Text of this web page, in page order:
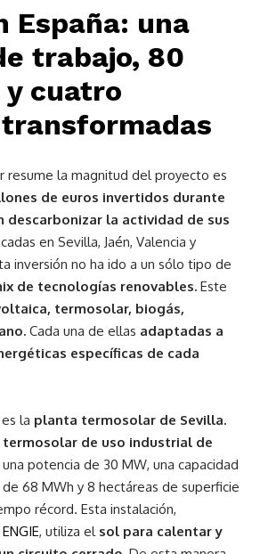
España: una
trabajo, 80
cuatro
resume la magnitud del proyecto es
de euros invertidos durante
descarbonizar la actividad de sus
en Sevilla, Jaén, Valencia y
inversión no ha ido a un sólo tipo de
de tecnologías renovables. Este
termosolar, biogás,
Cada una de ellas adaptadas a
específicas de cada
la planta termosolar de Sevilla.
de uso industrial de
potencia de 30 MW, una capacidad
68 MWh y 8 hectáreas de superficie
récord. Esta instalación,
ENGIE, utiliza el sol para calentar y